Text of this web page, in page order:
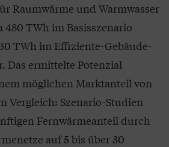
Raumwärme und Warmwasser
TWh im Basisszenario
TWh im Effiziente-Gebäude-
Das ermittelte Potenzial
möglichen Marktanteil von
Vergleich: Szenario-Studien
Fernwärmeanteil durch
auf 5 bis über 30